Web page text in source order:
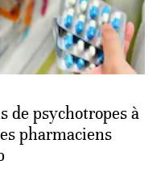
de psychotropes à
pharmaciens